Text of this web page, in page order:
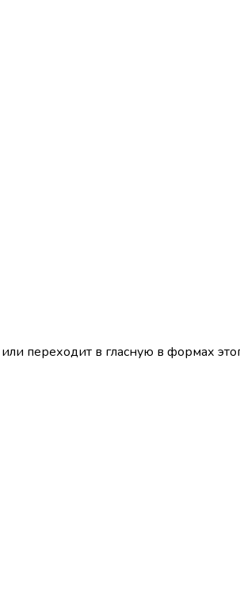
переходит в гласную в формах